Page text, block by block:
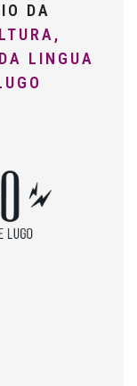
DA
LINGUA